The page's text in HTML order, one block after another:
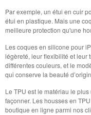
Par exemple, un étui en cuir
étui en plastique. Mais une
meilleure protection qu'une
Les coques en silicone pour
légèreté, leur flexibilité et leur
différentes couleurs, et le
qui conserve la beauté
Le TPU est le matériau le
façonner. Les housses en
boutique en ligne parmi nos